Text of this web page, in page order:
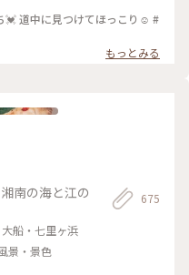
💓 道中に見つけてほっこり☺️ #
もっとみる
南の海と江の
船・七里ヶ浜
景・景色
675